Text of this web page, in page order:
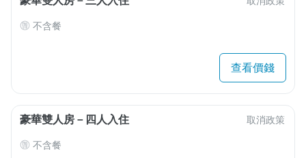
不含餐
查看價錢
豪華雙人房－四人入住 取消政策
不含餐